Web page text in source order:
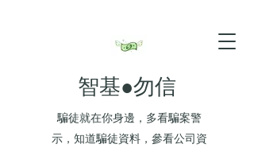
智基●勿信
騙徒就在你身邊，多看騙案警
示，知道騙徒資料，參看公司資